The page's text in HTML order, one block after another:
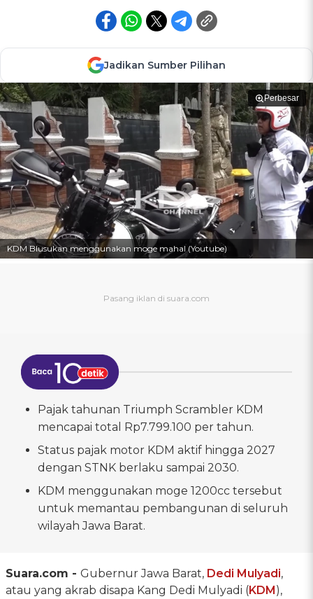
Jadikan Sumber Pilihan
Perbesar
KDM Blusukan menggunakan moge mahal (Youtube)
Pajak tahunan Triumph Scrambler KDM
mencapai total Rp7.799.100 per tahun.
Status pajak motor KDM aktif hingga 2027
dengan STNK berlaku sampai 2030.
KDM menggunakan moge 1200cc tersebut
untuk memantau pembangunan di seluruh
wilayah Jawa Barat.
Suara.com - Gubernur Jawa Barat, Dedi Mulyadi,
atau yang akrab disapa Kang Dedi Mulyadi (KDM),